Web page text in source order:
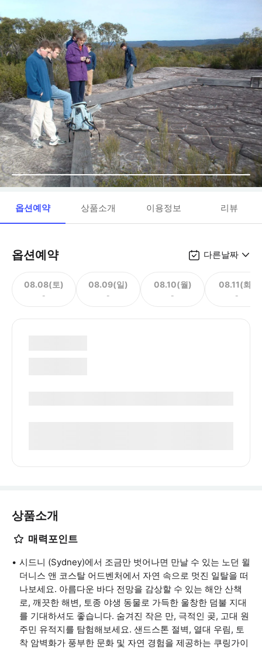
옵션예약 상품소개 이용정보 리뷰
옵션예약 다른날짜
08.08(토)
-
08.09(일)
-
08.10(월)
-
08.11(화)
-
상품소개
매력포인트
시드니 (Sydney)에서 조금만 벗어나면 만날 수 있는 노던 윌
더니스 앤 코스탈 어드벤처에서 자연 속으로 멋진 일탈을 떠
나보세요. 아름다운 바다 전망을 감상할 수 있는 해안 산책
로, 깨끗한 해변, 토종 야생 동물로 가득한 울창한 덤불 지대
를 기대하셔도 좋습니다. 숨겨진 작은 만, 극적인 곶, 고대 원
주민 유적지를 탐험해보세요. 샌드스톤 절벽, 열대 우림, 토
착 암벽화가 풍부한 문화 및 자연 경험을 제공하는 쿠링가이